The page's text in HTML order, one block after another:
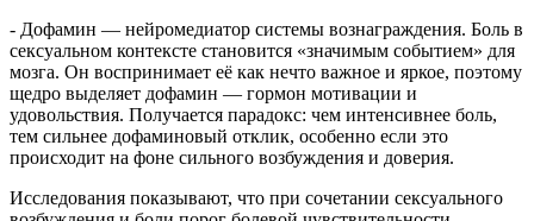
- Дофамин — нейромедиатор системы вознаграждения. Боль в
сексуальном контексте становится «значимым событием» для
мозга. Он воспринимает её как нечто важное и яркое, поэтому
щедро выделяет дофамин — гормон мотивации и
удовольствия. Получается парадокс: чем интенсивнее боль,
тем сильнее дофаминовый отклик, особенно если это
происходит на фоне сильного возбуждения и доверия.
Исследования показывают, что при сочетании сексуального